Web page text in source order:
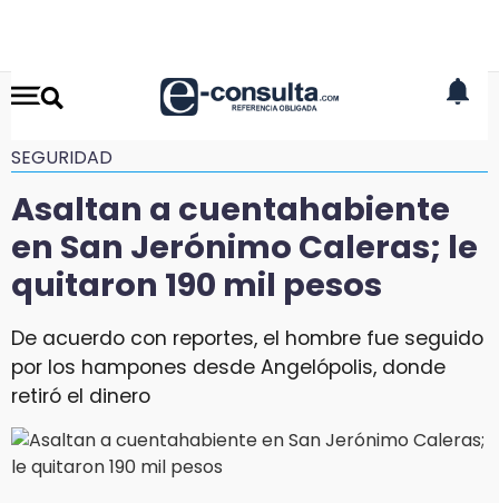
SEGURIDAD
Asaltan a cuentahabiente
en San Jerónimo Caleras; le
quitaron 190 mil pesos
De acuerdo con reportes, el hombre fue seguido
por los hampones desde Angelópolis, donde
retiró el dinero